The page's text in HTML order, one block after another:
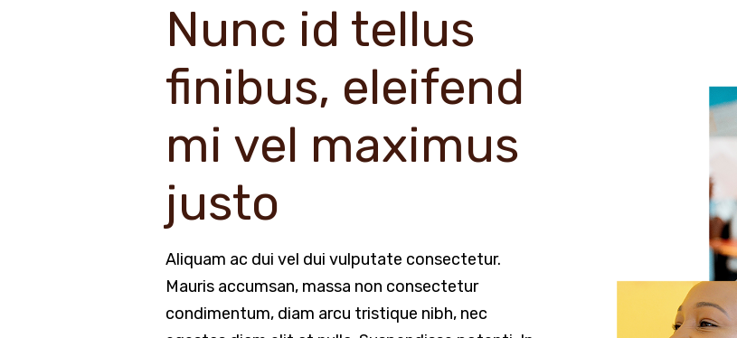
Nunc id tellus
finibus, eleifend
mi vel maximus
justo
Aliquam ac dui vel dui vulputate consectetur.
Mauris accumsan, massa non consectetur
condimentum, diam arcu tristique nibh, nec